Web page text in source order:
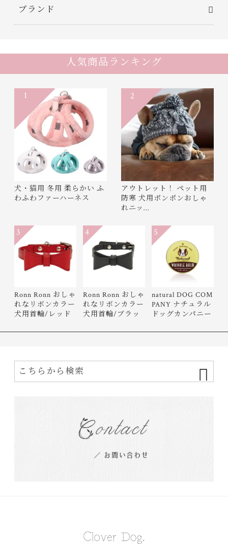
ブランド
人気商品ランキング
犬・猫用 冬用 柔らかい ふ
わふわファーハーネス
1
アウトレット！ ペット用
防寒 犬用ポンポンおしゃ
れニッ…
2
Ronn Ronn おしゃ
れなリボンカラー
犬用首輪/レッド
3
Ronn Ronn おしゃ
れなリボンカラー
犬用首輪/ブラッ
4
natural DOG COM
PANY ナチュラル
ドッグカンパニー
5